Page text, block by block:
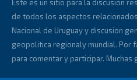
Este es un sitio para la discusion
de todos los aspectos
Nacional de Uruguay y discusion
geopolitica regionaly mundial. Por
para comentar y participar. Muchas